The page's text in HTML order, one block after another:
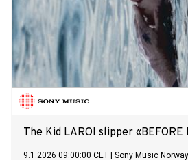
The Kid LAROI slipper «BEFORE
9.1.2026 09:00:00 CET Sony Music Norway